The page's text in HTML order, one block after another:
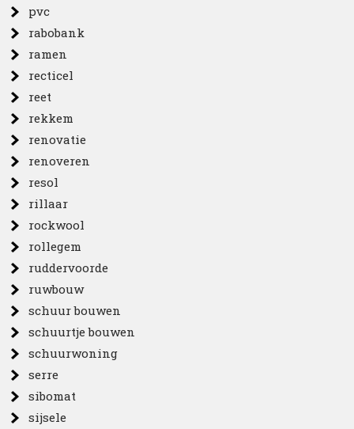
pvc
rabobank
ramen
recticel
reet
rekkem
renovatie
renoveren
resol
rillaar
rockwool
rollegem
ruddervoorde
ruwbouw
schuur bouwen
schuurtje bouwen
schuurwoning
serre
sibomat
sijsele